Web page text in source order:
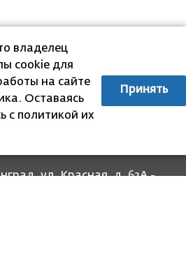
ул. Красная, д. 63А -
владелец
cookie для
на сайте
Оставаясь
с политикой их
Принять